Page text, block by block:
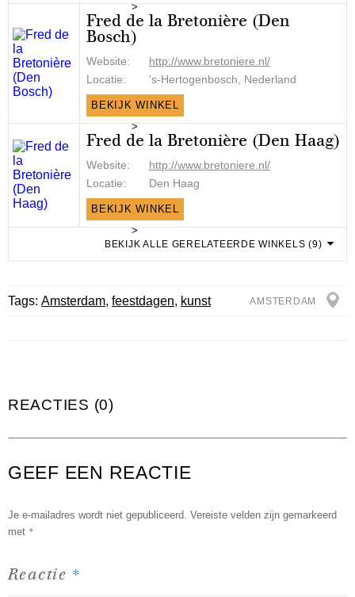
>
Fred de la Bretonière (Den
Bosch)
Website:
http://www.bretoniere.nl/
Locatie:
's-Hertogenbosch, Nederland
BEKIJK WINKEL
>
Fred de la Bretonière (Den Haag)
Website:
http://www.bretoniere.nl/
Locatie:
Den Haag
BEKIJK WINKEL
>
BEKIJK ALLE GERELATEERDE WINKELS (9)
Tags: Amsterdam, feestdagen, kunst AMSTERDAM
REACTIES (0)
GEEF EEN REACTIE
Je e-mailadres wordt niet gepubliceerd. Vereiste velden zijn gemarkeerd
met *
Reactie *